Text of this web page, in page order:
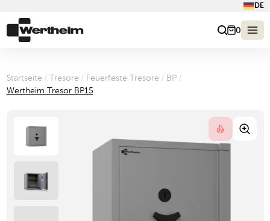
DE
0
Startseite / Tresore / Feuerfeste Tresore / BP /
Wertheim Tresor BP15